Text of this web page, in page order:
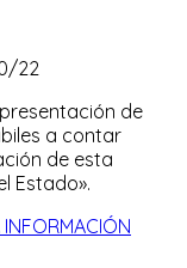
22
de
a contar
de esta
Estado».
INFORMACIÓN